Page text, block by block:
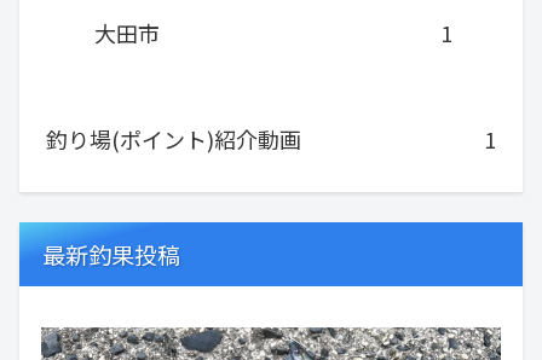
大田市
1
釣り場(ポイント)紹介動画 1
最新釣果投稿